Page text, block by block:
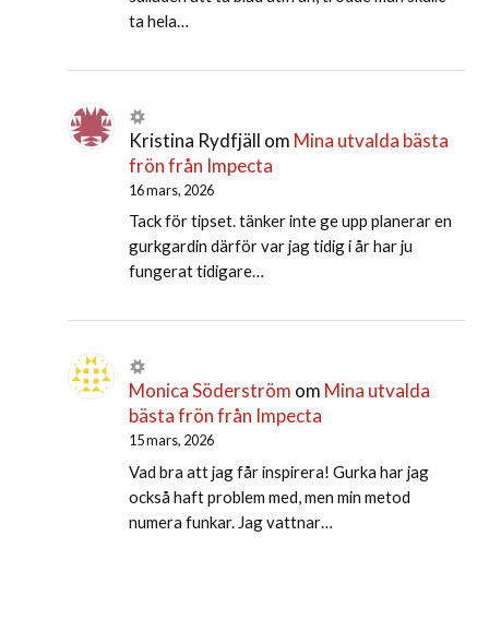
ta hela…
Kristina Rydfjäll om Mina utvalda bästa
frön från Impecta
16 mars, 2026
Tack för tipset. tänker inte ge upp planerar en
gurkgardin därför var jag tidig i år har ju
fungerat tidigare…
Monica Söderström om Mina utvalda
bästa frön från Impecta
15 mars, 2026
Vad bra att jag får inspirera! Gurka har jag
också haft problem med, men min metod
numera funkar. Jag vattnar…